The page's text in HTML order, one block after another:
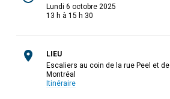
lundi 6 octobre 2025
13 h à 15 h 30
LIEU
Escaliers au coin de la rue Peel et
Montréal
Itinéraire